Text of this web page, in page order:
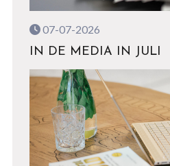
07-07-2026
IN DE MEDIA IN JULI